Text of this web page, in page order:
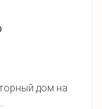
дом на